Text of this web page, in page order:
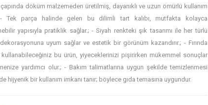
döküm malzemeden üretilmiş, dayanıklı ve uzun ömürlü kullanım
- Tek parça halinde gelen bu dilimli tart kalıbı, mutfakta kolayca
yapısıyla pratiklik sağlar.; - Siyah renkteki şık tasarımı ile her türlü
uyum sağlar ve estetik bir görünüm kazandırır.; - Fırında
kullanabileceğiniz bu ürün, yiyeceklerinizi pişirirken mükemmel sonuçlar
yardımcı olur.; - Bakım talimatlarına uygun şekilde temizlenmesi
hijyenik bir kullanım imkanı tanır; böylece gıda temasına uygundur.